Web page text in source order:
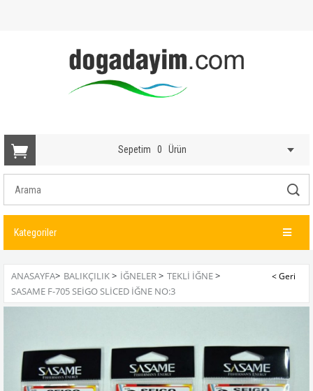
Sepetim 0 Ürün
Kategoriler
ANASAYFA> BALIKÇILIK> İĞNELER> TEKLI İĞNE>
SASAME F-705 SEIGO SLICED İĞNE NO:3